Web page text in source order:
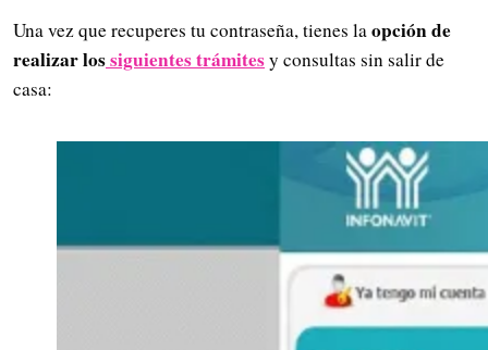
Una vez que recuperes tu contraseña, tienes laopción de
realizar lossiguientes trámitesy consultas sin salir de
casa: